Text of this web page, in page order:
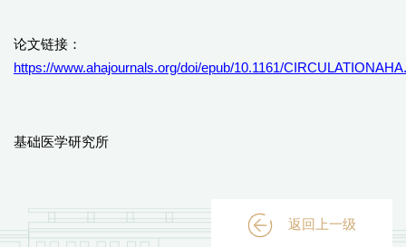
论文链接：
https://www.ahajournals.org/doi/epub/10.1161/
基础医学研究所
返回上一级